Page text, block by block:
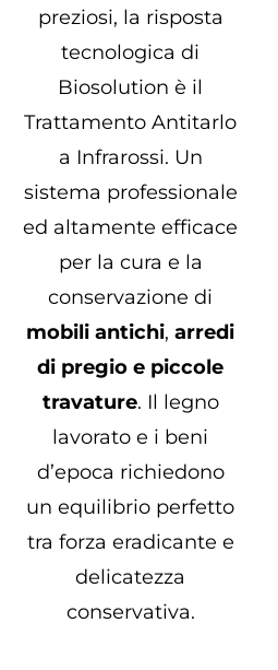
preziosi, la risposta
tecnologica di
Biosolution è il
Trattamento Antitarlo
a Infrarossi. Un
sistema professionale
ed altamente efficace
per la cura e la
conservazione di
mobili antichi, arredi
di pregio e piccole
travature. Il legno
lavorato e i beni
d’epoca richiedono
un equilibrio perfetto
tra forza eradicante e
delicatezza
conservativa.